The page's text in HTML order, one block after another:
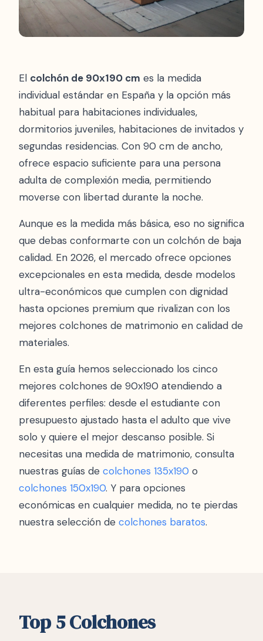
El colchón de 90x190 cm es la medida
individual estándar en España y la opción más
habitual para habitaciones individuales,
dormitorios juveniles, habitaciones de invitados y
segundas residencias. Con 90 cm de ancho,
ofrece espacio suficiente para una persona
adulta de complexión media, permitiendo
moverse con libertad durante la noche.
Aunque es la medida más básica, eso no significa
que debas conformarte con un colchón de baja
calidad. En 2026, el mercado ofrece opciones
excepcionales en esta medida, desde modelos
ultra-económicos que cumplen con dignidad
hasta opciones premium que rivalizan con los
mejores colchones de matrimonio en calidad de
materiales.
En esta guía hemos seleccionado los cinco
mejores colchones de 90x190 atendiendo a
diferentes perfiles: desde el estudiante con
presupuesto ajustado hasta el adulto que vive
solo y quiere el mejor descanso posible. Si
necesitas una medida de matrimonio, consulta
nuestras guías de colchones 135x190 o
colchones 150x190. Y para opciones
económicas en cualquier medida, no te pierdas
nuestra selección de colchones baratos.
Top 5 Colchones